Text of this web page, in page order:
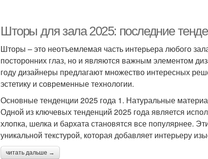
Шторы для зала 2025: последние
Шторы – это неотъемлемая часть интерьера любого
посторонних глаз, но и являются важным элементом
году дизайнеры предлагают множество интересных
эстетику и современные технологии.
Основные тенденции 2025 года 1. Натуральные
Одной из ключевых тенденций 2025 года является
хлопка, шелка и бархата становятся все популярнее.
уникальной текстурой, которая добавляет интерьеру
читать дальше →